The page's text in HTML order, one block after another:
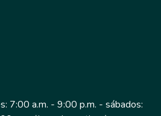
7:00 a.m. - 9:00 p.m. - sábados: